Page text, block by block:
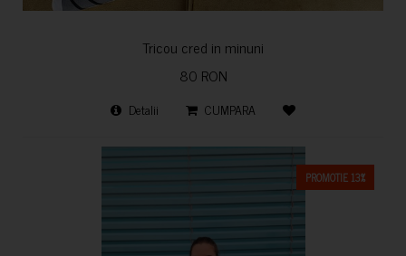
Tricou cred in minuni
80 RON
Detalii CUMPARA
PROMOTIE 13%